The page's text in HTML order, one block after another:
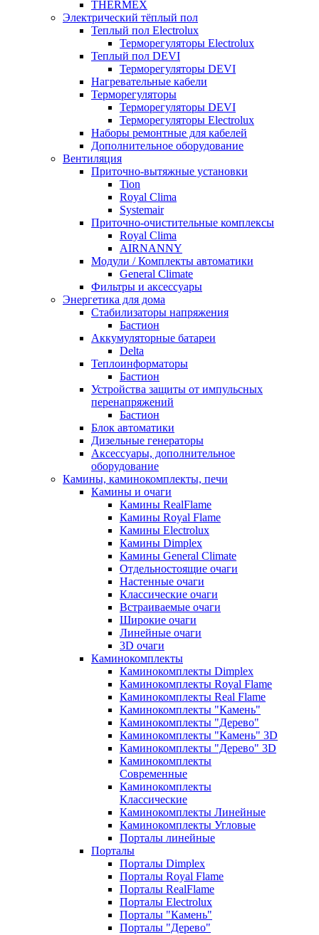
THERMEX
Электрический тёплый пол
Теплый пол Electrolux
Терморегуляторы Electrolux
Теплый пол DEVI
Терморегуляторы DEVI
Нагревательные кабели
Терморегуляторы
Терморегуляторы DEVI
Терморегуляторы Electrolux
Наборы ремонтные для кабелей
Дополнительное оборудование
Вентиляция
Приточно-вытяжные установки
Tion
Royal Clima
Systemair
Приточно-очистительные комплексы
Royal Clima
AIRNANNY
Модули / Комплекты автоматики
General Climate
Фильтры и аксессуары
Энергетика для дома
Стабилизаторы напряжения
Бастион
Аккумуляторные батареи
Delta
Теплоинформаторы
Бастион
Устройства защиты от импульсных
перенапряжений
Бастион
Блок автоматики
Дизельные генераторы
Аксессуары, дополнительное
оборудование
Камины, каминокомплекты, печи
Камины и очаги
Камины RealFlame
Камины Royal Flame
Камины Electrolux
Камины Dimplex
Камины General Climate
Отдельностоящие очаги
Настенные очаги
Классические очаги
Встраиваемые очаги
Широкие очаги
Линейные очаги
3D очаги
Каминокомплекты
Каминокомплекты Dimplex
Каминокомплекты Royal Flame
Каминокомплекты Real Flame
Каминокомплекты "Камень"
Каминокомплекты "Дерево"
Каминокомплекты "Камень" 3D
Каминокомплекты "Дерево" 3D
Каминокомплекты
Современные
Каминокомплекты
Классические
Каминокомплекты Линейные
Каминокомплекты Угловые
Порталы линейные
Порталы
Порталы Dimplex
Порталы Royal Flame
Порталы RealFlame
Порталы Electrolux
Порталы "Камень"
Порталы "Дерево"